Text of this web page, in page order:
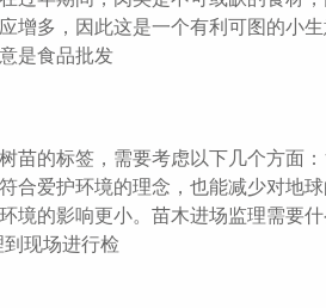
增多，因此这是一个有利可图的小
是食品批发
苗的标签，需要考虑以下几个方面
合爱护环境的理念，也能减少对地
境的影响更小。苗木进场监理需要
现场进行检